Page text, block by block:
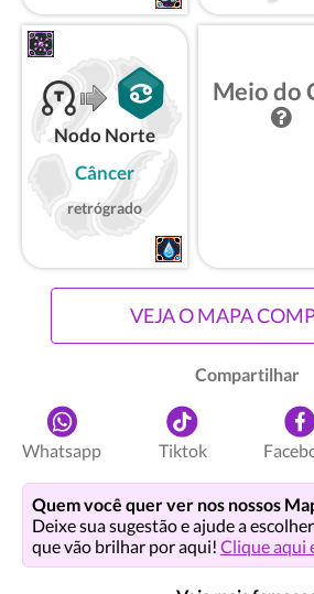
Nodo Norte
Câncer
retrógrado
Meio do
VEJA O MAPA
Compartilhar
Whatsapp Tiktok
Quem você quer ver nos nossos
Deixe sua sugestão e ajude a
que vão brilhar por aqui! Clique aqui